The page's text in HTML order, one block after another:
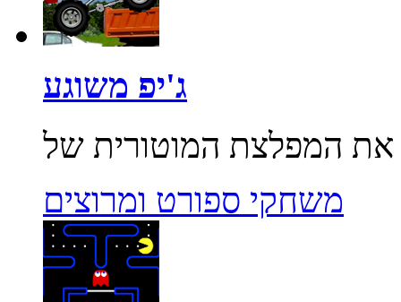
ג'יפ משוגע
משחקי ספורט ומרוצים